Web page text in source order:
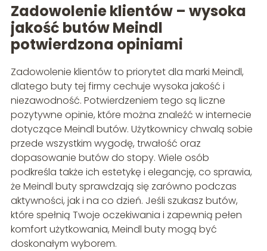
Zadowolenie klientów – wysoka
jakość butówMeindl
potwierdzona opiniami
Zadowolenie klientów to priorytet dla marki Meindl,
dlatego buty tej firmy cechuje wysoka jakość i
niezawodność. Potwierdzeniem tego są liczne
pozytywne opinie, które można znaleźć w internecie
dotyczące Meindl butów. Użytkownicy chwalą sobie
przede wszystkim wygodę, trwałość oraz
dopasowanie butów do stopy. Wiele osób
podkreśla także ich estetykę i elegancję, co sprawia,
że Meindl buty sprawdzają się zarówno podczas
aktywności, jak i na co dzień. Jeśli szukasz butów,
które spełnią Twoje oczekiwania i zapewnią pełen
komfort użytkowania, Meindl buty mogą być
doskonałym wyborem.